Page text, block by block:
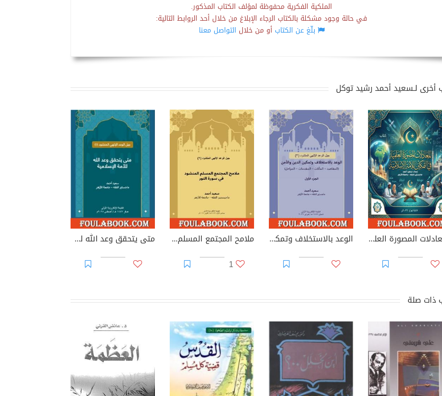
الملكية الفكرية محفوظة لمؤلف الكتاب المذكور.
في حالة وجود مشكلة بالكتاب الرجاء الإبلاغ من خلال أحد الروابط التالية:
بلّغ عن الكتابأو من خلال التواصل معنا
أخرى لـسعيد أحمد رشيد توكل
المعادلات المصورة العلمية في التمكين للأمة الإسلامية الوعد بالاستخلاف وتمكين الدين والأمن (المقاصد - المآلات - المقدمات - المراحل) - الجزء الأول
ملامح المجتمع المسلم المنشود في سورة النور
1
متى يتحقق وعد الله للأمة الإسلامية
ذات صلة